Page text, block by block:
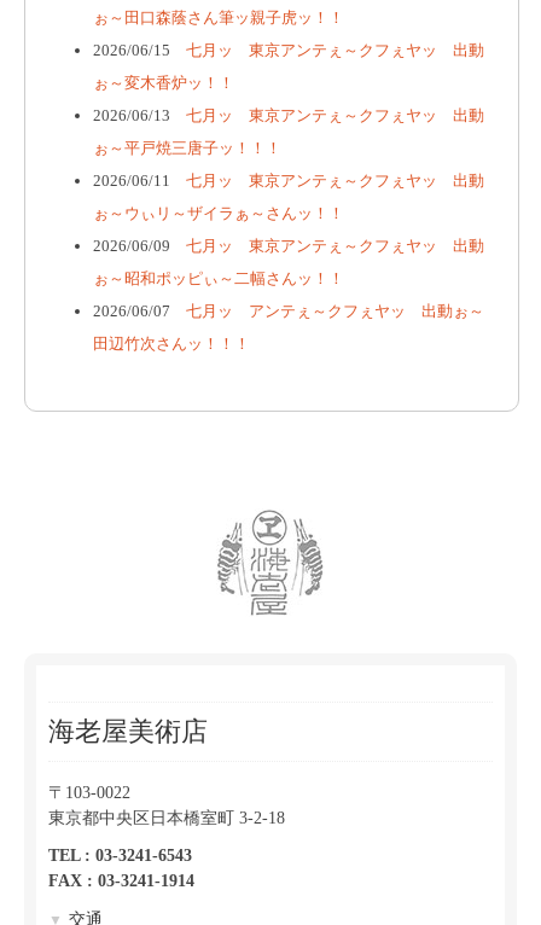
ぉ～田口森蔭さん筆ッ親子虎ッ！！
2026/06/15 七月ッ 東京アンテぇ～クフぇヤッ 出動
ぉ～変木香炉ッ！！
2026/06/13 七月ッ 東京アンテぇ～クフぇヤッ 出動
ぉ～平戸焼三唐子ッ！！！
2026/06/11 七月ッ 東京アンテぇ～クフぇヤッ 出動
ぉ～ウぃリ～ザイラぁ～さんッ！！
2026/06/09 七月ッ 東京アンテぇ～クフぇヤッ 出動
ぉ～昭和ポッピぃ～二幅さんッ！！
2026/06/07 七月ッ アンテぇ～クフぇヤッ 出動ぉ～
田辺竹次さんッ！！！
海老屋美術店
〒103-0022
東京都中央区日本橋室町 3-2-18
TEL : 03-3241-6543
FAX : 03-3241-1914
▼ 交通